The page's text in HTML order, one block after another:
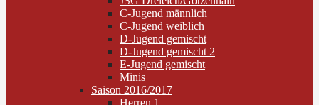
C-Jugend männlich
C-Jugend weiblich
D-Jugend gemischt
D-Jugend gemischt 2
E-Jugend gemischt
Minis
Saison 2016/2017
Herren 1